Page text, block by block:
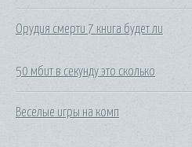
Орудия смерти 7 книга будет ли
50 мбит в секунду это сколько
Веселые игры на комп